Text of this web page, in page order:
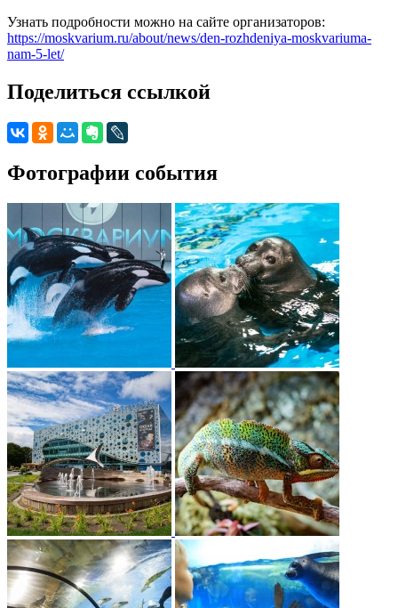
Узнать подробности можно на сайте организаторов:
https://moskvarium.ru/about/news/den-rozhdeniya-moskvariuma-
nam-5-let/
Поделиться ссылкой
Фотографии события